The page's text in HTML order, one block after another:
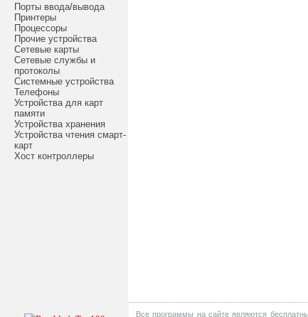
Порты ввода/вывода
Принтеры
Процессоры
Прочие устройства
Сетевые карты
Сетевые службы и
протоколы
Системные устройства
Телефоны
Устройства для карт
памяти
Устройства хранения
Устройства чтения смарт-
карт
Хост контроллеры
Все программы на сайте являются